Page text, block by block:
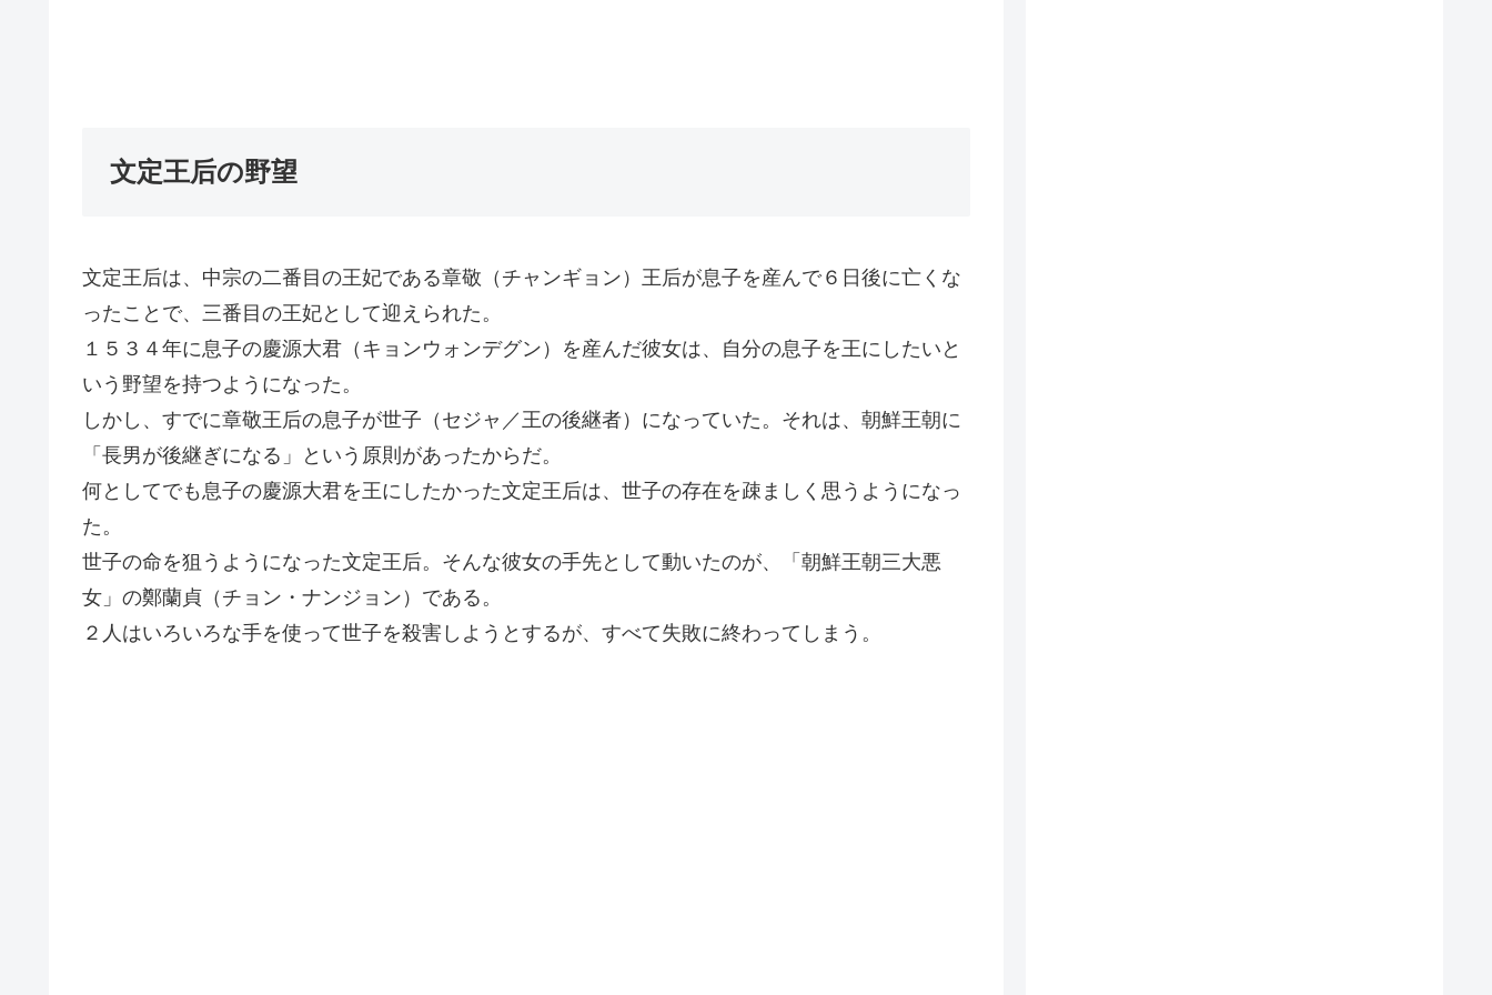
文定王后の野望
文定王后は、中宗の二番目の王妃である章敬（チャンギョン）王后が息子を産んで６日後に亡くな
ったことで、三番目の王妃として迎えられた。
１５３４年に息子の慶源大君（キョンウォンデグン）を産んだ彼女は、自分の息子を王にしたいと
いう野望を持つようになった。
しかし、すでに章敬王后の息子が世子（セジャ／王の後継者）になっていた。それは、朝鮮王朝に
「長男が後継ぎになる」という原則があったからだ。
何としてでも息子の慶源大君を王にしたかった文定王后は、世子の存在を疎ましく思うようになっ
た。
世子の命を狙うようになった文定王后。そんな彼女の手先として動いたのが、「朝鮮王朝三大悪
女」の鄭蘭貞（チョン・ナンジョン）である。
２人はいろいろな手を使って世子を殺害しようとするが、すべて失敗に終わってしまう。